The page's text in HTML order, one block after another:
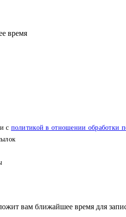
время
с политикой в отношении обработки
вам ближайшее время для